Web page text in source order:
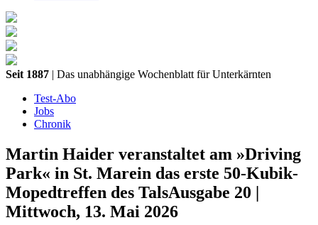
Seit 1887 | Das unabhängige Wochenblatt für Unterkärnten
Test-Abo
Jobs
Chronik
Martin Haider veranstaltet am »Driving
Park« in St. Marein das erste 50-Kubik-
Mopedtreffen des TalsAusgabe 20 |
Mittwoch, 13. Mai 2026